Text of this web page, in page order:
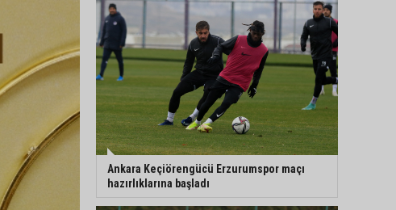
Ankara Keçiörengücü Erzurumspor maçı
hazırlıklarına başladı